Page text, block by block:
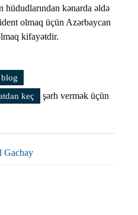
hüdudlarından kənarda əldə
olmaq üçün Azərbaycan
kifayətdir.
öyrənək. Dərs #55 (Gəlir)
keç
şərh vermək üçün
Gachay